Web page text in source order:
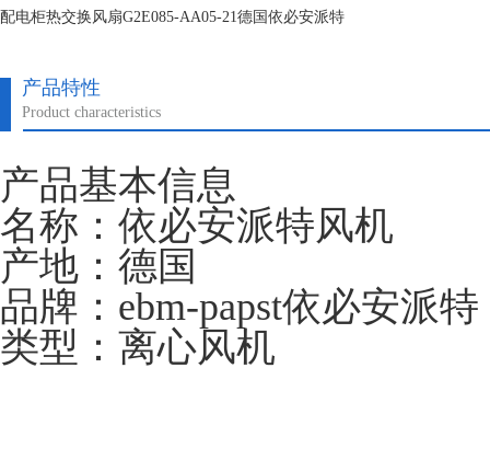
配电柜热交换风扇G2E085-AA05-21德国依必安派特
产品特性
Product characteristics
产品基本信息
名称：依必安派特风机
产地：德国
品牌：ebm-papst依必安派特
类型：离心风机